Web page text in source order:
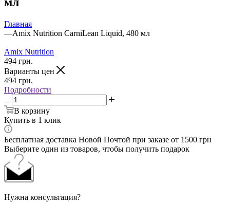
Главная
—Amix Nutrition CarniLean Liquid, 480 мл
Amix Nutrition
494 грн.
Варианты цен
494 грн.
Подробности
В корзину
Купить в 1 клик
Бесплатная доставка Новой Почтой при заказе от 1500 грн
Выберите один из товаров, чтобы получить подарок
Нужна консультация?